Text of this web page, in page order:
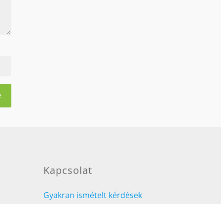
Kapcsolat
Gyakran ismételt kérdések